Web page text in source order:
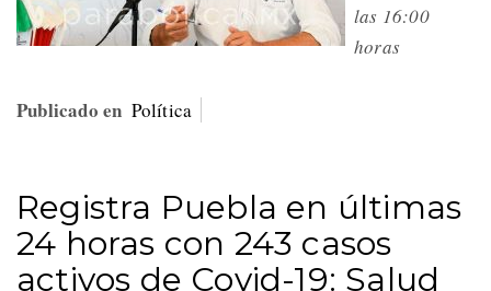
las 16:00
horas
Publicado en Política
Registra Puebla en últimas
24 horas con 243 casos
activos de Covid-19: Salud